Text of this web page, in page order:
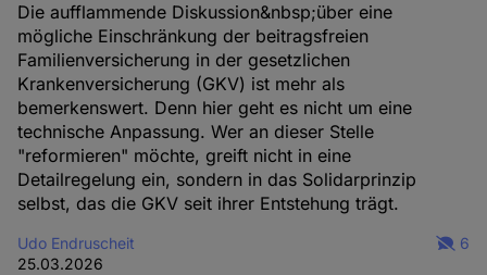
Die aufflammende Diskussion&nbsp;über eine
mögliche Einschränkung der beitragsfreien
Familienversicherung in der gesetzlichen
Krankenversicherung (GKV) ist mehr als
bemerkenswert. Denn hier geht es nicht um eine
technische Anpassung. Wer an dieser Stelle
"reformieren" möchte, greift nicht in eine
Detailregelung ein, sondern in das Solidarprinzip
selbst, das die GKV seit ihrer Entstehung trägt.
Udo Endruscheit
25.03.2026
6